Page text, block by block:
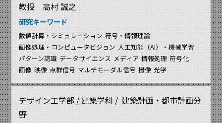
教授 高村 誠之
研究キーワード
数値計算・シミュレーション 符号・情報理論
画像処理・コンピュータビジョン 人工知能（AI）・機械学習
パターン認識 データサイエンス メディア 情報処理 符号化
画像 映像 点群信号 マルチモーダル信号 撮像 光学
デザイン工学部 / 建築学科 / 建築計画・都市計画分
野